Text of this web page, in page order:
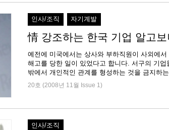
인사/조직 자기계발
情 강조하는 한국 기업 알고보
예전에 미국에서는 상사와 부하직원이 사외에
해고를 당한 일이 있었다고 합니다. 서구의 기
밖에서 개인적인 관계를 형성하는 것을 금지하
20호 (2008년 11월 Issue 1)
인사/조직